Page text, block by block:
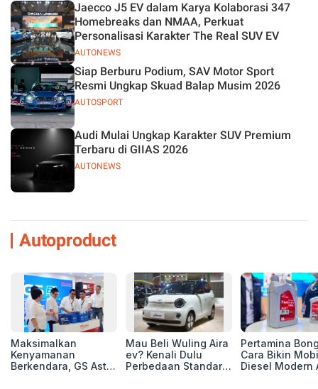
AUTONEWS
Jaecco J5 EV dalam Karya Kolaborasi 347
Homebreaks dan NMAA, Perkuat
Personalisasi Karakter The Real SUV EV
AUTOSPORT
Siap Berburu Podium, SAV Motor Sport
Resmi Ungkap Skuad Balap Musim 2026
AUTONEWS
Audi Mulai Ungkap Karakter SUV Premium
Terbaru di GIIAS 2026
Autoproduct
Maksimalkan
Kenyamanan
Berkendara, GS Astra
Mau Beli Wuling Aira
ev? Kenali Dulu
Perbedaan Standard
Pertamina
Cara Bikin
Diesel Modern